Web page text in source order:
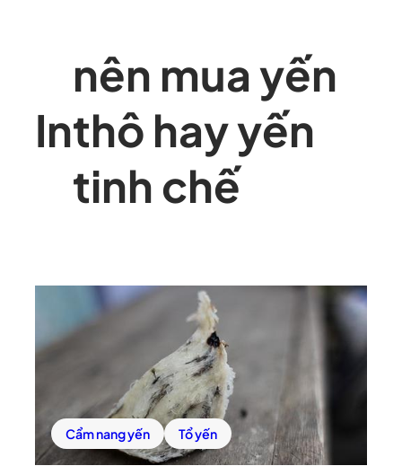
In
nên mua yến
thô hay yến
tinh chế
Cẩm nang yến Tổ yến